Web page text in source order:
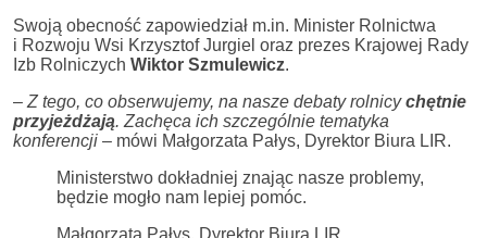
Swoją obecność zapowiedział m.in. Minister Rolnictwa
i Rozwoju Wsi Krzysztof Jurgiel oraz prezes Krajowej Rady
Izb Rolniczych Wiktor Szmulewicz.
– Z tego, co obserwujemy, na nasze debaty rolnicychętnie
przyjeżdżają. Zachęca ich szczególnie tematyka
konferencji – mówi Małgorzata Pałys, Dyrektor Biura LIR.
Ministerstwo dokładniej znając nasze problemy,
będzie mogło nam lepiej pomóc.